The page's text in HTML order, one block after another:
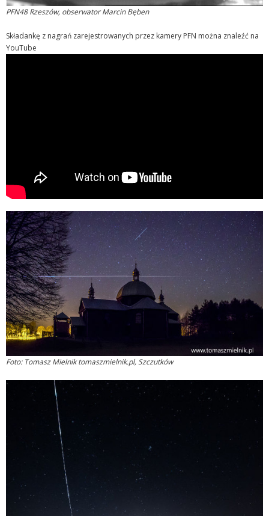
PFN48 Rzeszów, obserwator Marcin Bęben
Składankę z nagrań zarejestrowanych przez kamery PFN można znaleźć na
YouTube
Foto: Tomasz Mielnik tomaszmielnik.pl, Szczutków